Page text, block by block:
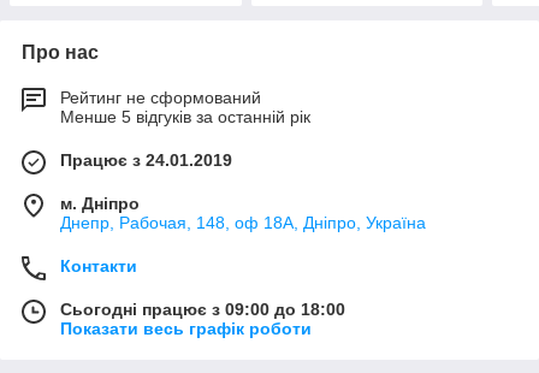
Про нас
Рейтинг не сформований
Менше 5 відгуків за останній рік
Працює з 24.01.2019
м. Дніпро
Днепр, Рабочая, 148, оф 18А, Дніпро, Україна
Контакти
Сьогодні працює з 09:00 до 18:00
Показати весь графік роботи